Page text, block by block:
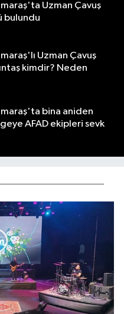
Uzman Çavuş
bulundu
Uzman Çavuş
kimdir? Neden
bina aniden
AFAD ekipleri sevk